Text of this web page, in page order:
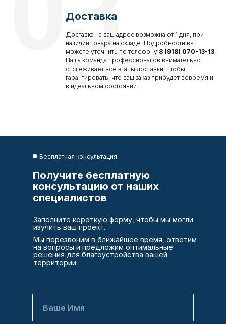
Доставка
Доставка на ваш адрес возможна от 1 дня, при
наличии товара на складе. Подробности вы
можете уточнить по телефону 8 (918) 070-13-13.
Наша команда профессионалов внимательно
отслеживает все этапы доставки, чтобы
гарантировать, что ваш заказ прибудет вовремя и
в идеальном состоянии.
Заполните короткую форму, чтобы мы могли
изучить ваш проект.
Мы перезвоним в ближайшее время, ответим
на вопросы и предложим оптимальные
решения для благоустройства вашей
территории.
Бесплатная консультация
Получите бесплатную
консультацию от наших
специалистов